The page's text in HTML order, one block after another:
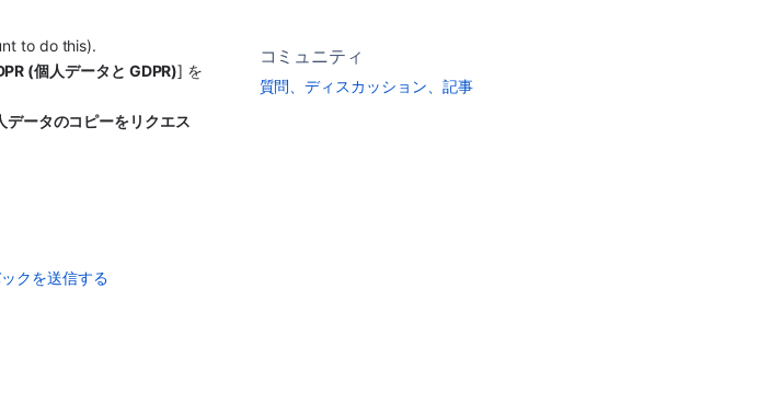
to do this).
(個人データと GDPR)] を
ータのコピーをリクエス
クを送信する
コミュニティ
質問、ディスカッション、記事